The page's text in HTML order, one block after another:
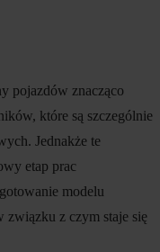
pojazdów znacząco
które są szczególnie
Jednakże te
etap prac
modelu
związku z czym staje się